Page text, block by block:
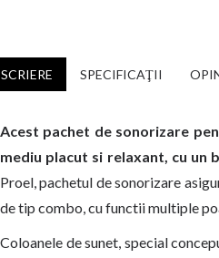
SPECIFICAŢII
Acest pachet de sonorizare
mediu placut si relaxant, cu un
Proel, pachetul de sonorizare
de tip combo, cu functii multiple
Coloanele de sunet, special